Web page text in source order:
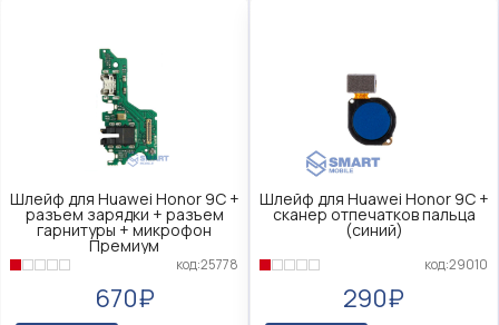
Шлейф для Huawei Honor 9C +
разъем зарядки + разъем
гарнитуры + микрофон
Премиум
код:25778
670₽
Шлейф для Huawei Honor 9C +
сканер отпечатков пальца
(синий)
код:29010
290₽